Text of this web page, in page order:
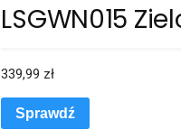
LSGWN015
339,99 zł
Sprawdź